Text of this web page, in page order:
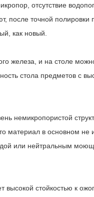
отсутствие
точной полировки
как новый.
железа, и на столе
стола предметов с
немикропористой
материал в основном не
или нейтральным
высокой стойкостью к